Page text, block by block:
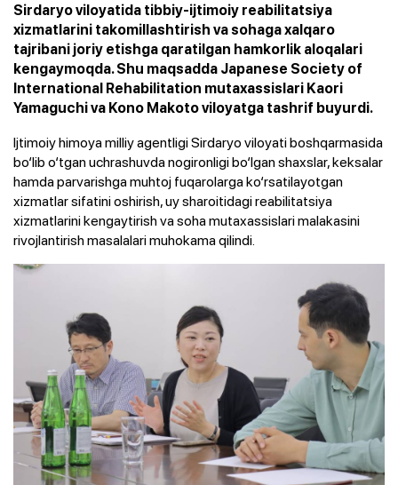
Sirdaryo viloyatida tibbiy-ijtimoiy reabilitatsiya
xizmatlarini takomillashtirish va sohaga xalqaro
tajribani joriy etishga qaratilgan hamkorlik aloqalari
kengaymoqda. Shu maqsadda Japanese Society of
International Rehabilitation mutaxassislari Kaori
Yamaguchi va Kono Makoto viloyatga tashrif buyurdi.
Ijtimoiy himoya milliy agentligi Sirdaryo viloyati boshqarmasida
bo‘lib o‘tgan uchrashuvda nogironligi bo‘lgan shaxslar, keksalar
hamda parvarishga muhtoj fuqarolarga ko‘rsatilayotgan
xizmatlar sifatini oshirish, uy sharoitidagi reabilitatsiya
xizmatlarini kengaytirish va soha mutaxassislari malakasini
rivojlantirish masalalari muhokama qilindi.